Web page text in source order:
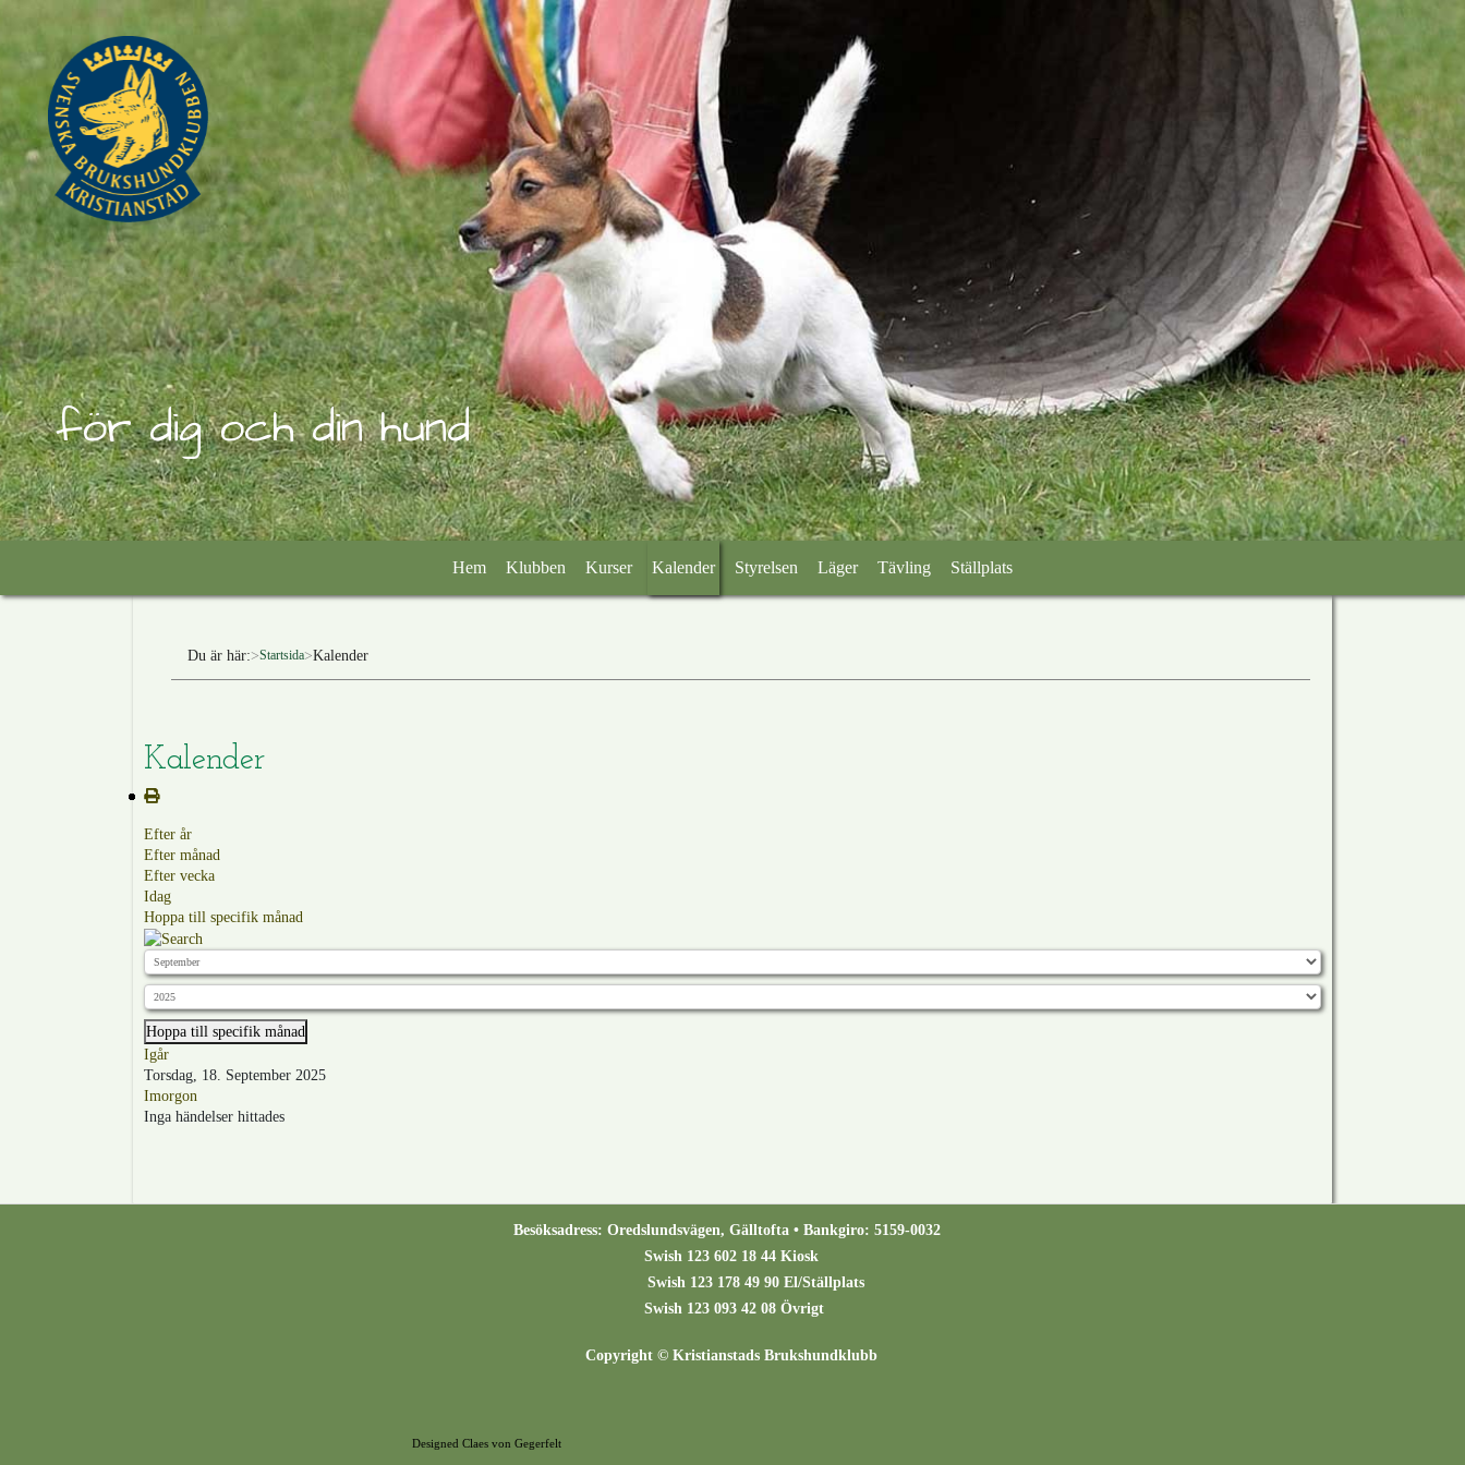
för dig och din hund
Hem Klubben Kurser Kalender Styrelsen Läger Tävling Ställplats
Du är här: Startsida Kalender
Kalender
Efter år
Efter månad
Efter vecka
Idag
Hoppa till specifik månad
Hoppa till specifik månad
Igår
Torsdag, 18. September 2025
Imorgon
Inga händelser hittades
Besöksadress: Oredslundsvägen, Gälltofta • Bankgiro: 5159-0032
Swish 123 602 18 44 Kiosk
Swish 123 178 49 90 El/Ställplats
Swish 123 093 42 08 Övrigt
Copyright © Kristianstads Brukshundklubb
Designed Claes von Gegerfelt